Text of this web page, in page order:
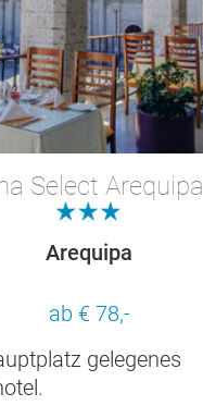
Select Arequipa
3.0
Arequipa
ab € 78,-
gelegenes